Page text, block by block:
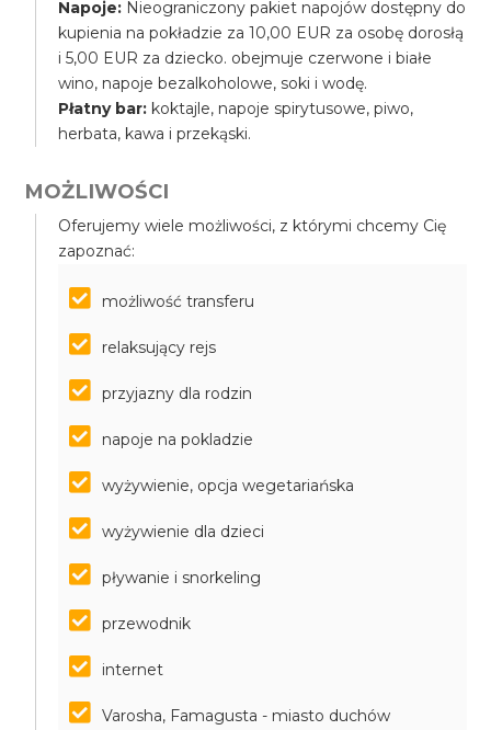
Napoje: Nieograniczony pakiet napojów dostępny do
kupienia na pokładzie za 10,00 EUR za osobę dorosłą
i 5,00 EUR za dziecko. obejmuje czerwone i białe
wino, napoje bezalkoholowe, soki i wodę.
Płatny bar: koktajle, napoje spirytusowe, piwo,
herbata, kawa i przekąski.
MOŻLIWOŚCI
Oferujemy wiele możliwości, z którymi chcemy Cię
zapoznać:
możliwość transferu
relaksujący rejs
przyjazny dla rodzin
napoje na pokladzie
wyżywienie, opcja wegetariańska
wyżywienie dla dzieci
pływanie i snorkeling
przewodnik
internet
Varosha, Famagusta - miasto duchów